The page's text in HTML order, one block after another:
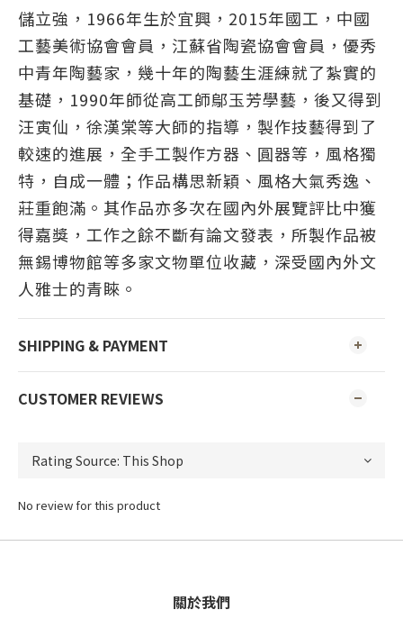
儲立強，1966年生於宜興，2015年國工，中國
工藝美術協會會員，江蘇省陶瓷協會會員，優秀
中青年陶藝家，幾十年的陶藝生涯練就了紮實的
基礎，1990年師從高工師鄔玉芳學藝，後又得到
汪寅仙，徐漢棠等大師的指導，製作技藝得到了
較速的進展，全手工製作方器、圓器等，風格獨
特，自成一體；作品構思新穎、風格大氣秀逸、
莊重飽滿。其作品亦多次在國內外展覽評比中獲
得嘉獎，工作之餘不斷有論文發表，所製作品被
無錫博物館等多家文物單位收藏，深受國內外文
人雅士的青睞。
SHIPPING & PAYMENT
CUSTOMER REVIEWS
No review for this product
關於我們